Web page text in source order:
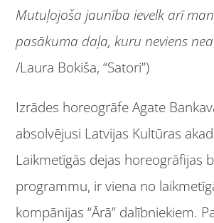
Mutuļojoša jaunība ievelk arī
pasākuma daļa, kuru neviens
/Laura Bokiša, “Satori”)
Izrādes horeogrāfe Agate
absolvējusi Latvijas Kultūras
Laikmetīgās dejas horeogrāfijas
programmu, ir viena no
kompānijas “Ārā” dalībniekiem.